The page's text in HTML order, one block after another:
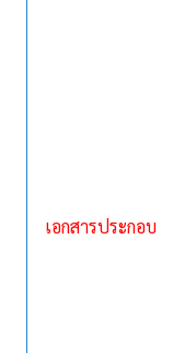
เอกสารประกอบ